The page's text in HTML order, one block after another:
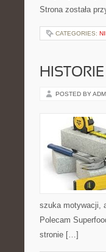
Strona została
CATEGORIES:
POSTED BY
szuka motywacji,
Polecam
stronie […]